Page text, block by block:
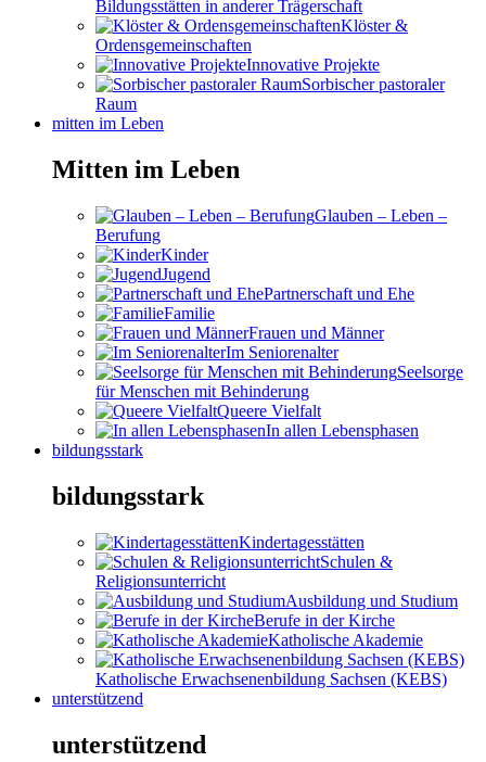
Bildungsstätten in anderer Trägerschaft
Klöster &
Ordensgemeinschaften
Innovative Projekte
Sorbischer pastoraler
Raum
mitten im Leben
Mitten im Leben
Glauben – Leben –
Berufung
Kinder
Jugend
Partnerschaft und Ehe
Familie
Frauen und Männer
Im Seniorenalter
Seelsorge
für Menschen mit Behinderung
Queere Vielfalt
In allen Lebensphasen
bildungsstark
bildungsstark
Kindertagesstätten
Schulen &
Religionsunterricht
Ausbildung und Studium
Berufe in der Kirche
Katholische Akademie
Katholische Erwachsenenbildung Sachsen (KEBS)
unterstützend
unterstützend